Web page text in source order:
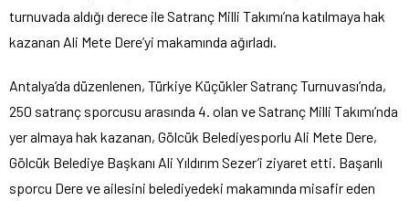
turnuvada aldığı derece ile Satranç Milli Takımı’na katılmaya hak
kazanan Ali Mete Dere’yi makamında ağırladı.
Antalya’da düzenlenen, Türkiye Küçükler Satranç Turnuvası’nda,
250 satranç sporcusu arasında 4. olan ve Satranç Milli Takımı’nda
yer almaya hak kazanan, Gölcük Belediyesporlu Ali Mete Dere,
Gölcük Belediye Başkanı Ali Yıldırım Sezer’i ziyaret etti. Başarılı
sporcu Dere ve ailesini belediyedeki makamında misafir eden